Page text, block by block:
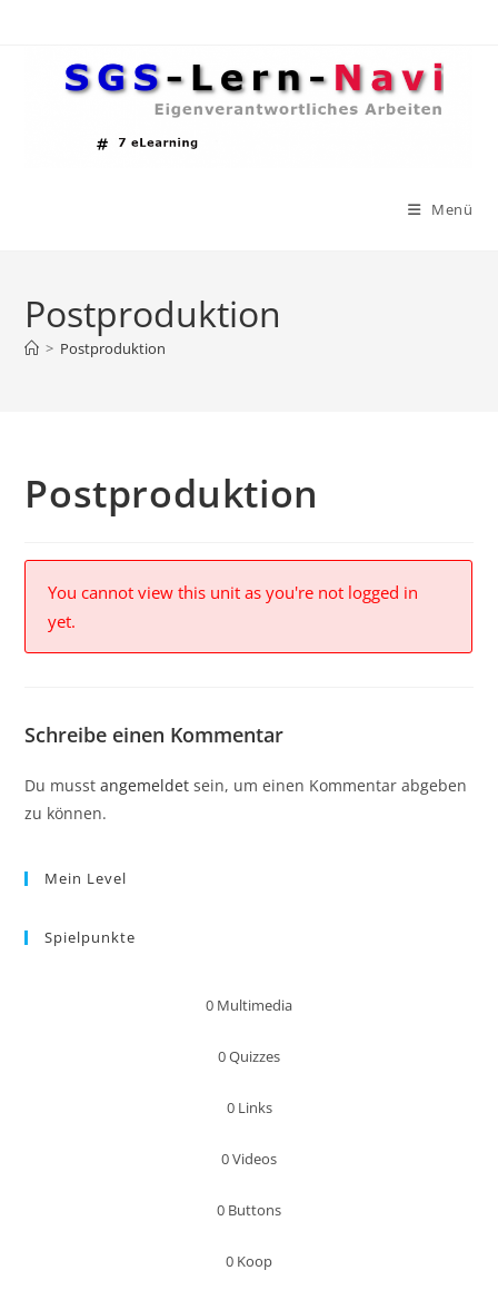
Menü
Postproduktion
> Postproduktion
Postproduktion
You cannot view this unit as you're not logged in
yet.
Schreibe einen Kommentar
Du musstangemeldet sein, um einen Kommentar abgeben
zu können.
Mein Level
Spielpunkte
0 Multimedia
0Quizzes
0 Links
0Videos
0 Buttons
0 Koop